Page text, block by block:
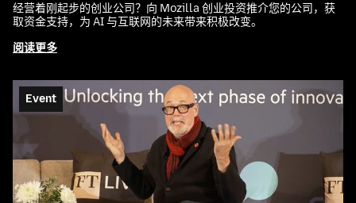
经营着刚起步的创业公司？向 Mozilla 创业投资推介您的公司，获
取资金支持，为 AI 与互联网的未来带来积极改变。
阅读更多
Event